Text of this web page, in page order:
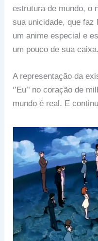
estrutura de mundo, o
sua unicidade, que faz
um anime especial e
um pouco de sua caixa.
A representação da
‘’Eu’’ no coração de
mundo é real. E